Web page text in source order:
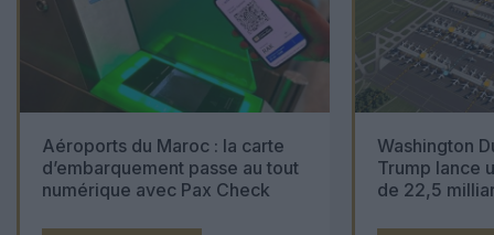
Aéroports du Maroc : la carte
d’embarquement passe au tout
numérique avec Pax Check
Washington
Trump lance
de 22,5